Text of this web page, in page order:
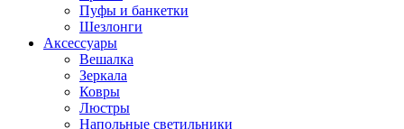
Пуфы и банкетки
Шезлонги
Аксессуары
Вешалка
Зеркала
Ковры
Люстры
Напольные светильники